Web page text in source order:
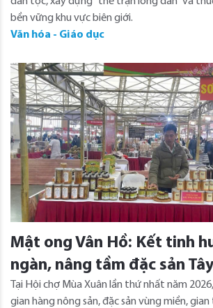
bền vững khu vực biên giới.
Văn hóa - Giáo dục
Mật ong Vân Hồ: Kết tinh
ngàn, nâng tầm đặc sản
Tại Hội chợ Mùa Xuân lần thứ nhất năm
gian hàng nông sản, đặc sản vùng miền,